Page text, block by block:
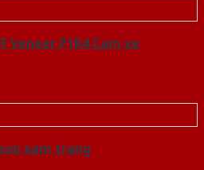
Veneer P1R4 Cam xe
xam trang